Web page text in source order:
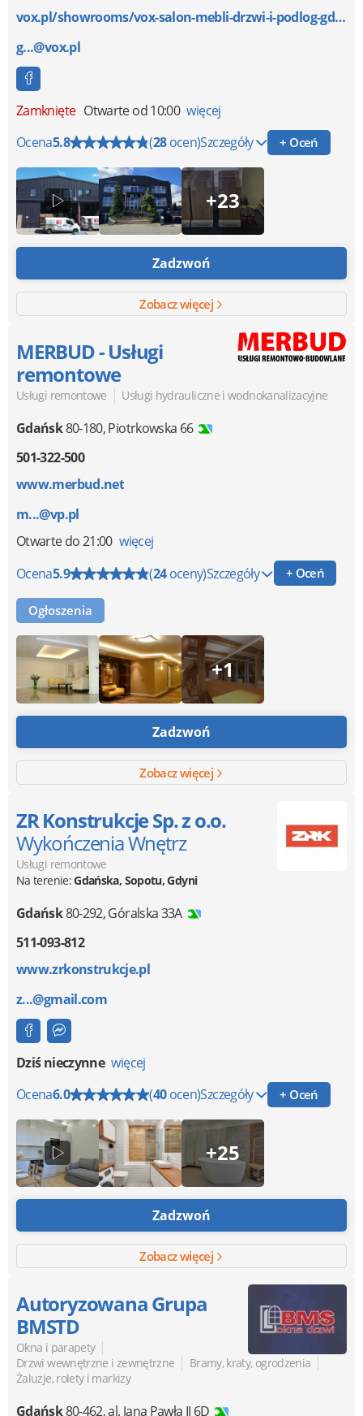
vox.pl/showrooms/vox-salon-mebli-drzwi-i-podlog-gdan...
g...@vox.pl
Zamknięte Otwarte od 10:00 więcej
Ocena5.8 (28ocen)Szczegóły + Oceń
+23
Zadzwoń
Zobacz więcej
MERBUD - Usługi
remontowe
Usługi remontowe | Usługi hydrauliczne i wodnokanalizacyjne
Gdańsk80-180,Piotrkowska 66
501-322-500
www.merbud.net
m...@vp.pl
Otwartedo 21:00 więcej
Ocena5.9 (24oceny)Szczegóły + Oceń
Ogłoszenia
+1
Zadzwoń
Zobacz więcej
ZR Konstrukcje Sp. z o.o.
Wykończenia Wnętrz
Usługi remontowe
Na terenie:Gdańska, Sopotu, Gdyni
Gdańsk80-292,Góralska 33A
511-093-812
www.zrkonstrukcje.pl
z...@gmail.com
Dziś nieczynne więcej
Ocena6.0 (40ocen)Szczegóły + Oceń
+25
Zadzwoń
Zobacz więcej
Autoryzowana Grupa
BMSTD
Okna i parapety |
Drzwi wewnętrzne i zewnętrzne | Bramy, kraty, ogrodzenia |
Żaluzje, rolety i markizy
Gdańsk80-462,al. Jana Pawła II 6D